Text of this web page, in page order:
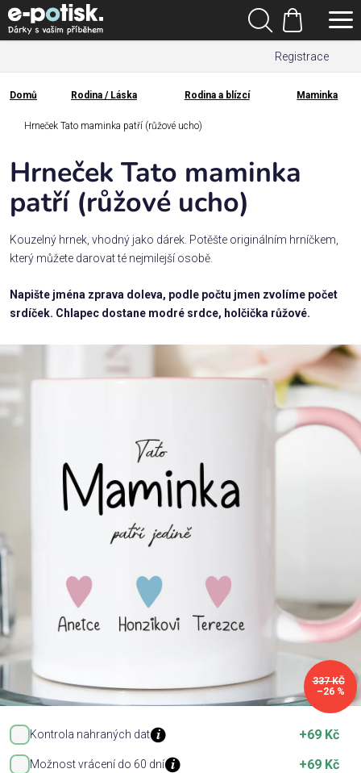
Přejít
na
obsah
Registrace
Hledat
Nákupní
košík
Kategorie
Dárek
Rodina
/
Povolání,
sport
Příležitosti
Domů
Domů Rodina / Láska Rodina a blízcí Maminka
Hrneček Tato maminka patří (růžové ucho)
Kontrola nahraných dat +69 Kč
Možnost vrácení do 60 dní +69 Kč
Hrneček Tato maminka
patří (růžové ucho)
Kouzelný hrnek, vhodný jako dárek. Potěšte originálním hrníčkem,
který můžete darovat té nejmilejší osobě.
Napište jména zprava doleva, podle počtu jmen zvolíme počet
srdíček. Chlapec dostane modré srdce, holčička růžové.
337 KČ
–26 %